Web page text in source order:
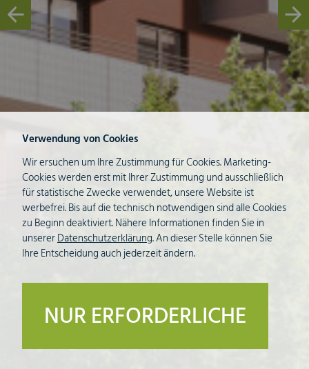
Verwendung von Cookies
Wir ersuchen um Ihre Zustimmung für Cookies. Marketing-
Cookies werden erst mit Ihrer Zustimmung und ausschließlich
für statistische Zwecke verwendet, unsere Website ist
werbefrei. Bis auf die technisch notwendigen sind alle Cookies
zu Beginn deaktiviert. Nähere Informationen finden Sie in
unsererDatenschutzerklärung. An dieser Stelle können Sie
Ihre Entscheidung auch jederzeit ändern.
NUR ERFORDERLICHE